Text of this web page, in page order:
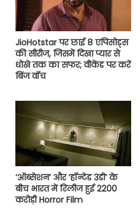
JioHotstar पर छाई 8 एपिसोड्स
की सीरीज, जिसमें दिखा प्यार से
धोखे तक का सफर; वीकेंड पर करें
बिंज वॉच
‘ऑब्सेशन’ और ‘हॉन्टेड 3डी’ के
बीच भारत में रिलीज हुई 2200
करोड़ी Horror Film